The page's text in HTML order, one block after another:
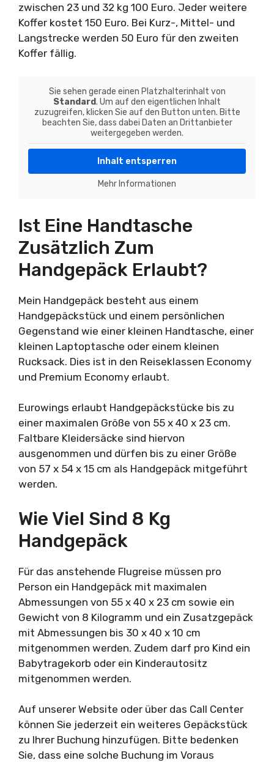
zwischen 23 und 32 kg 100 Euro. Jeder weitere
Koffer kostet 150 Euro. Bei Kurz-, Mittel- und
Langstrecke werden 50 Euro für den zweiten
Koffer fällig.
Sie sehen gerade einen Platzhalterinhalt von
Standard. Um auf den eigentlichen Inhalt
zuzugreifen, klicken Sie auf den Button unten. Bitte
beachten Sie, dass dabei Daten an Drittanbieter
weitergegeben werden.
Inhalt entsperren
Mehr Informationen
Ist Eine Handtasche
Zusätzlich Zum
Handgepäck Erlaubt?
Mein Handgepäck besteht aus einem
Handgepäckstück und einem persönlichen
Gegenstand wie einer kleinen Handtasche, einer
kleinen Laptoptasche oder einem kleinen
Rucksack. Dies ist in den Reiseklassen Economy
und Premium Economy erlaubt.
Eurowings erlaubt Handgepäckstücke bis zu
einer maximalen Größe von 55 x 40 x 23 cm.
Faltbare Kleidersäcke sind hiervon
ausgenommen und dürfen bis zu einer Größe
von 57 x 54 x 15 cm als Handgepäck mitgeführt
werden.
Wie Viel Sind 8 Kg
Handgepäck
Für das anstehende Flugreise müssen pro
Person ein Handgepäck mit maximalen
Abmessungen von 55 x 40 x 23 cm sowie ein
Gewicht von 8 Kilogramm und ein Zusatzgepäck
mit Abmessungen bis 30 x 40 x 10 cm
mitgenommen werden. Zudem darf pro Kind ein
Babytragekorb oder ein Kinderautositz
mitgenommen werden.
Auf unserer Website oder über das Call Center
können Sie jederzeit ein weiteres Gepäckstück
zu Ihrer Buchung hinzufügen. Bitte bedenken
Sie, dass eine solche Buchung im Voraus